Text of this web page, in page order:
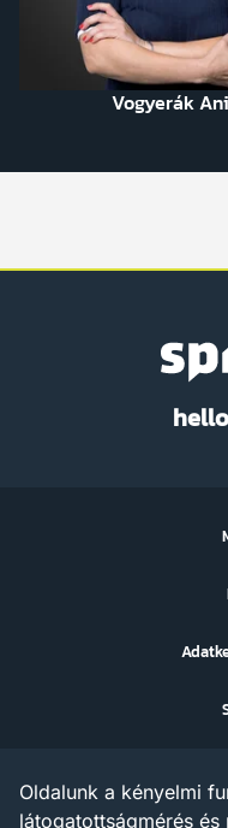
Vogyerák
FM
Az ezen a weboldalon
Oldalunk a kényelmi
látogatottságmérés